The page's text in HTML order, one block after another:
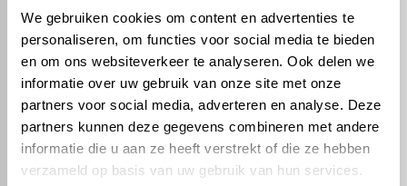
We gebruiken cookies om content en advertenties te
personaliseren, om functies voor social media te bieden
en om ons websiteverkeer te analyseren. Ook delen we
informatie over uw gebruik van onze site met onze
partners voor social media, adverteren en analyse. Deze
partners kunnen deze gegevens combineren met andere
informatie die u aan ze heeft verstrekt of die ze hebben
verzameld op basis van uw gebruik van hun services.
ASSORTIMENT
Hemelwaterafvoer
Drukleiding
KENNIS EN HULP
Klantenservice
Kennisbank
check_circleDé bouwmarkt van Altena
check_circle Direct uit grote voorraad geleverd met eigen transport
check_circleLevering in NL en BE